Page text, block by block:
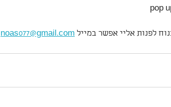
לפנות אליי אפשר במייל noas077@gmail.com